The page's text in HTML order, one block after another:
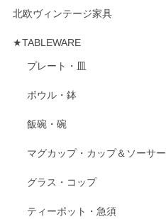
北欧ヴィンテージ家具
★TABLEWARE
プレート・皿
ボウル・鉢
飯碗・碗
マグカップ・カップ＆ソーサー
グラス・コップ
ティーポット・急須